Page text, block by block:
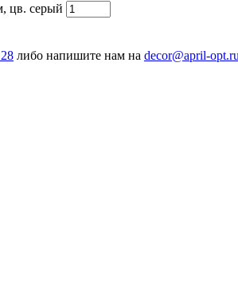
цв. серый
либо напишите нам на decor@april-opt.ru